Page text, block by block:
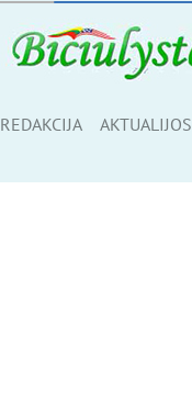
REDAKCIJA AKTUALIJOS
Share